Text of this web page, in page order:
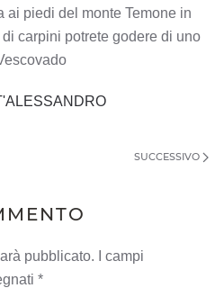
ai piedi del monte Temone in
carpini potrete godere di uno
SUCCESSIVO
pubblicato. I campi
*